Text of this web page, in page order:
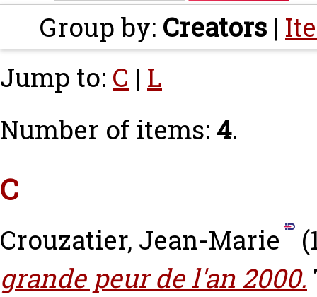
Group by: Creators |
Jump to: C | L
Number of items: 4.
C
Crouzatier, Jean-Marie
grande peur de l'an 2000.